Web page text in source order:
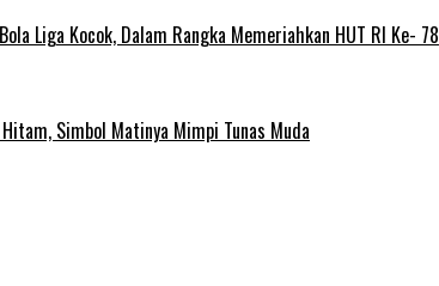
Liga Kocok, Dalam Rangka Memeriahkan HUT RI Ke- 78
Simbol Matinya Mimpi Tunas Muda